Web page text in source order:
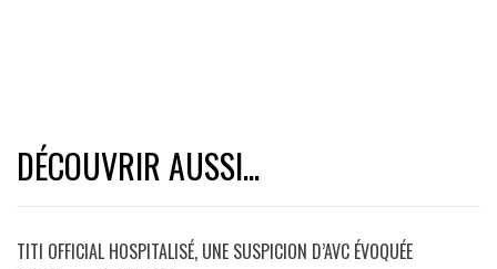
DÉCOUVRIR AUSSI...
TITI OFFICIAL HOSPITALISÉ, UNE SUSPICION D’AVC ÉVOQUÉE